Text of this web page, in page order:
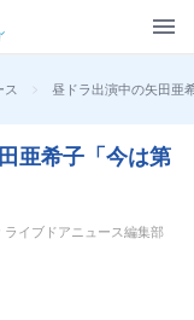
ス > 昼ドラ出演中の矢田亜
亜希子「今は第
ライブドアニュース編集部